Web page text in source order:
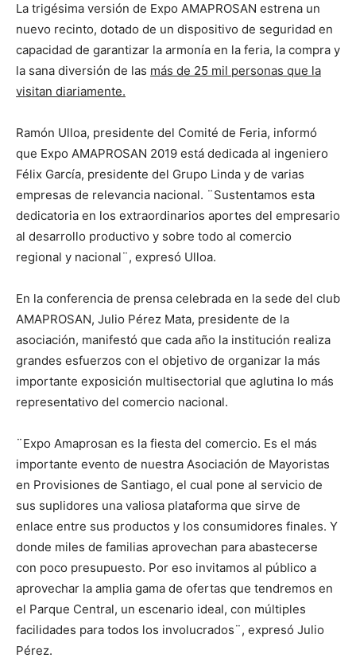
La trigésima versión de Expo AMAPROSAN estrena un
nuevo recinto, dotado de un dispositivo de seguridad en
capacidad de garantizar la armonía en la feria, la compra y
la sana diversión de las más de 25 mil personas que la
visitan diariamente.
Ramón Ulloa, presidente del Comité de Feria, informó
que Expo AMAPROSAN 2019 está dedicada al ingeniero
Félix García, presidente del Grupo Linda y de varias
empresas de relevancia nacional. ¨Sustentamos esta
dedicatoria en los extraordinarios aportes del empresario
al desarrollo productivo y sobre todo al comercio
regional y nacional¨, expresó Ulloa.
En la conferencia de prensa celebrada en la sede del club
AMAPROSAN, Julio Pérez Mata, presidente de la
asociación, manifestó que cada año la institución realiza
grandes esfuerzos con el objetivo de organizar la más
importante exposición multisectorial que aglutina lo más
representativo del comercio nacional.
¨Expo Amaprosan es la fiesta del comercio. Es el más
importante evento de nuestra Asociación de Mayoristas
en Provisiones de Santiago, el cual pone al servicio de
sus suplidores una valiosa plataforma que sirve de
enlace entre sus productos y los consumidores finales. Y
donde miles de familias aprovechan para abastecerse
con poco presupuesto. Por eso invitamos al público a
aprovechar la amplia gama de ofertas que tendremos en
el Parque Central, un escenario ideal, con múltiples
facilidades para todos los involucrados¨, expresó Julio
Pérez.